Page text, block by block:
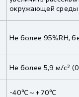
окружающей среды
Не более 95%RH,
Не более 5,9 м/с²
-40℃～+70℃